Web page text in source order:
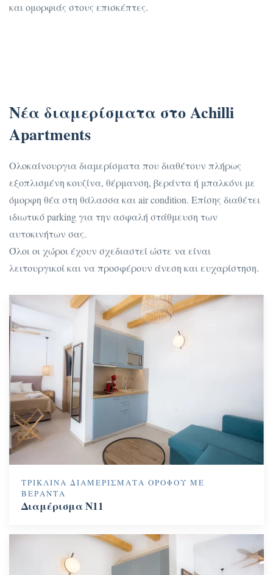
και ομορφιάς στους επισκέπτες.
Νέα διαμερίσματα στο Achilli
Apartments
Ολοκαίνουργια διαμερίσματα που διαθέτουν πλήρως
εξοπλισμένη κουζίνα, θέρμανση, βεράντα ή μπαλκόνι με
όμορφη θέα στη θάλασσα και air condition. Επίσης διαθέτει
ιδιωτικό parking για την ασφαλή στάθμευση των
αυτοκινήτων σας.
Όλοι οι χώροι έχουν σχεδιαστεί ώστε να είναι
λειτουργικοί και να προσφέρουν άνεση και ευχαρίστηση.
ΤΡΊΚΛΙΝΑ ΔΙΑΜΕΡΊΣΜΑΤΑ ΟΡΌΦΟΥ ΜΕ
ΒΕΡΆΝΤΑ
Διαμέρισμα N11